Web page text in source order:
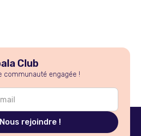
Club
communauté engagée !